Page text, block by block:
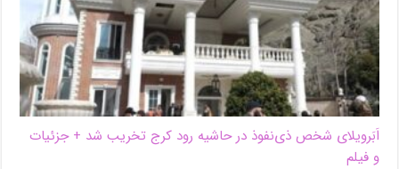
اَبَر‌ویلای شخص ذی‌نفوذ در حاشیه‌ رود کرج تخریب شد + جزئیات
و فیلم